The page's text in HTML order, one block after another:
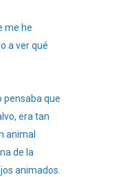
me he
a ver qué
pensaba que
era tan
animal
de la
animados.